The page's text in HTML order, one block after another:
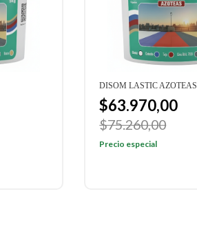
DISOM LASTIC AZOTEAS
$63.970,00
$75.260,00
Precio especial